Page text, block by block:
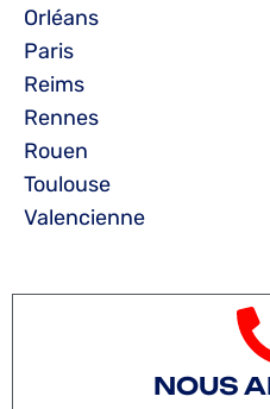
Orléans
Paris
Reims
Rennes
Rouen
Toulouse
Valencienne
NOUS